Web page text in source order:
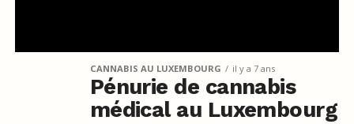
CANNABIS AU LUXEMBOURG il y a 7 ans
Pénurie de cannabis
médical au Luxembourg